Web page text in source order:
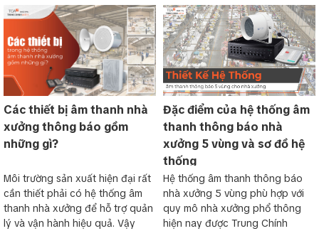
Các thiết bị âm thanh nhà
xưởng thông báo gồm
những gì?
Môi trường sản xuất hiện đại rất
cần thiết phải có hệ thống âm
thanh nhà xưởng để hỗ trợ quản
lý và vận hành hiệu quả. Vậy
Đặc điểm của hệ thống âm
thanh thông báo nhà
xưởng 5 vùng và sơ đồ hệ
thống
Hệ thống âm thanh thông báo
nhà xưởng 5 vùng phù hợp với
quy mô nhà xưởng phổ thông
hiện nay được Trung Chính